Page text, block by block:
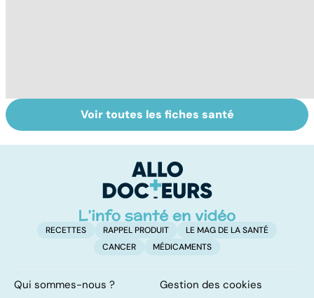
Myopathie de
Duchenne : la
Anesthésie
générale : mieux
pour ne pas en
avoir peur
Voir toutes les fiches santé
RECETTES RAPPEL PRODUIT
LE MAG DE LA SANTÉ
CANCER
MÉDICAMENTS
Qui sommes-nous ?
Gestion des cookies